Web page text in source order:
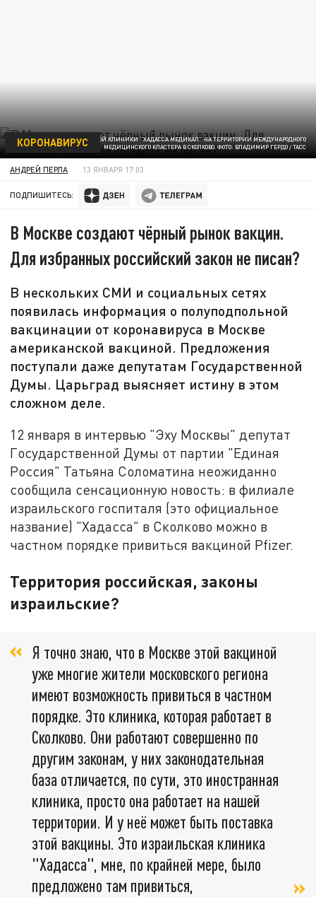
ФИЛИАЛ ИЗРАИЛЬСКОЙ КЛИНИКИ "ХАДАССА МЕДИКАЛ" НА ТЕРРИТОРИИ МЕЖДУНАРОДНОГО
МЕДИЦИНСКОГО КЛАСТЕРА В СКОЛКОВО. ФОТО: ВЛАДИМИР ГЕРДО / ТАСС
КОРОНАВИРУС
АНДРЕЙ ПЕРЛА 13 ЯНВАРЯ 17:03
ПОДПИШИТЕСЬ:
В Москве создают чёрный рынок вакцин.
Для избранных российский закон не писан?
В нескольких СМИ и социальных сетях
появилась информация о полуподпольной
вакцинации от коронавируса в Москве
американской вакциной. Предложения
поступали даже депутатам Государственной
Думы. Царьград выясняет истину в этом
сложном деле.
12 января в интервью "Эху Москвы" депутат
Государственной Думы от партии "Единая
Россия" Татьяна Соломатина неожиданно
сообщила сенсационную новость: в филиале
израильского госпиталя (это официальное
название) "Хадасса" в Сколково можно в
частном порядке привиться вакциной Pfizer.
Территория российская, законы
израильские?
Я точно знаю, что в Москве этой вакциной
уже многие жители московского региона
имеют возможность привиться в частном
порядке. Это клиника, которая работает в
Сколково. Они работают совершенно по
другим законам, у них законодательная
база отличается, по сути, это иностранная
клиника, просто она работает на нашей
территории. И у неё может быть поставка
этой вакцины. Это израильская клиника
"Хадасса", мне, по крайней мере, было
предложено там привиться,